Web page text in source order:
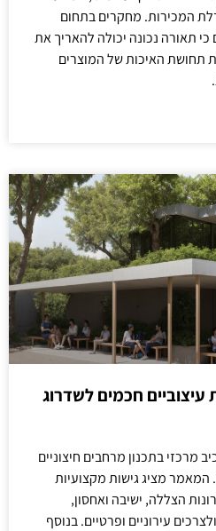
המכירות. מחקרים בתחום
תאורה נכונה יכולה להאריך את
תחושת האיכות של המוצרים
עיצוביים חכמים לשדרוג
מרכזי בתכנון מרחבים חיצוניים
המאמר מציג גישות מקצועיות
הצללה, ישיבה ואחסון,
עירוניים ופרטיים. בנוסף